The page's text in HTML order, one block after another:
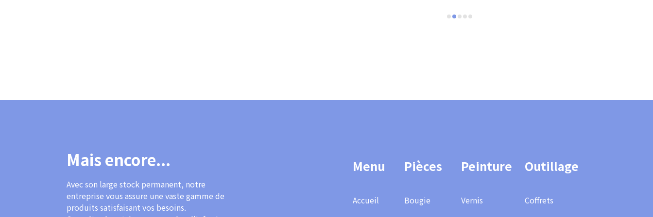
Mais encore...
Avec son large stock permanent, notre
entreprise vous assure une vaste gamme de
produits satisfaisant vos besoins.
Footer
Menu
Accueil
Pièces
Bougie
Peinture
Vernis
Outillage
Coffrets